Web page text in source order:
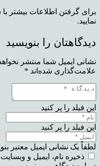
برای گرفتن اطلاعات بیشتر
نمایید.
دیدگاهتان را بنویسید
نشانی ایمیل شما منتشر
علامت‌گذاری شده‌اند *
این فیلد را پر کنید
این فیلد را پر کنید
لطفاً یک نشانی ایمیل معتبر
ذخیره نام، ایمیل و